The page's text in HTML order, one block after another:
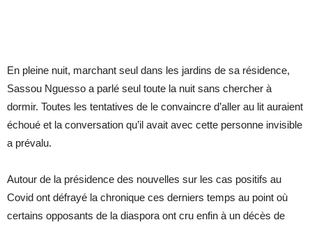
En pleine nuit, marchant seul dans les jardins de sa résidence,
Sassou Nguesso a parlé seul toute la nuit sans chercher à
dormir. Toutes les tentatives de le convaincre d’aller au lit auraient
échoué et la conversation qu’il avait avec cette personne invisible
a prévalu.
Autour de la présidence des nouvelles sur les cas positifs au
Covid ont défrayé la chronique ces derniers temps au point où
certains opposants de la diaspora ont cru enfin à un décès de